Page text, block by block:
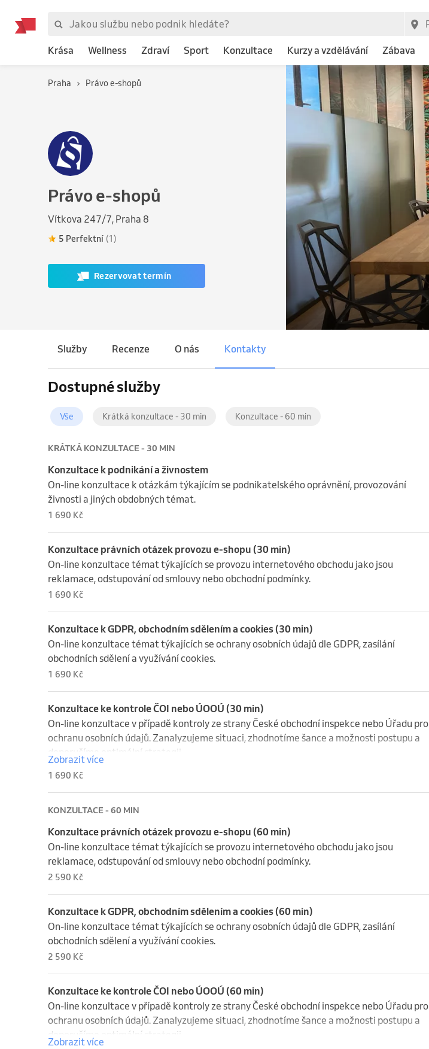
Krása Wellness Zdraví Sport Konzultace Kurzy a vzdělávání Zábava
Praha Právo e-shopů
Právo e-shopů
Vítkova 247/7, Praha 8
5 Perfektní (1)
Rezervovat termín
Služby Recenze O nás Kontakty
Dostupné služby
Vše Krátká konzultace - 30 min Konzultace - 60 min
KRÁTKÁ KONZULTACE - 30 MIN
Konzultace k podnikání a živnostem
On-line konzultace k otázkám týkajícím se podnikatelského oprávnění, provozování
živnosti a jiných obdobných témat.
1 690 Kč
Konzultace právních otázek provozu e-shopu (30 min)
On-line konzultace témat týkajících se provozu internetového obchodu jako jsou
reklamace, odstupování od smlouvy nebo obchodní podmínky.
1 690 Kč
Konzultace k GDPR, obchodním sdělením a cookies (30 min)
On-line konzultace témat týkajících se ochrany osobních údajů dle GDPR, zasílání
obchodních sdělení a využívání cookies.
1 690 Kč
Konzultace ke kontrole ČOI nebo ÚOOÚ (30 min)
On-line konzultace v případě kontroly ze strany České obchodní inspekce nebo Úřadu pro
ochranu osobních údajů. Zanalyzujeme situaci, zhodnotíme šance a možnosti postupu a
doporučíme optimální strategii.
Zobrazit více
1 690 Kč
KONZULTACE - 60 MIN
Konzultace právních otázek provozu e-shopu (60 min)
On-line konzultace témat týkajících se provozu internetového obchodu jako jsou
reklamace, odstupování od smlouvy nebo obchodní podmínky.
2 590 Kč
Konzultace k GDPR, obchodním sdělením a cookies (60 min)
On-line konzultace témat týkajících se ochrany osobních údajů dle GDPR, zasílání
obchodních sdělení a využívání cookies.
2 590 Kč
Konzultace ke kontrole ČOI nebo ÚOOÚ (60 min)
On-line konzultace v případě kontroly ze strany České obchodní inspekce nebo Úřadu pro
ochranu osobních údajů. Zanalyzujeme situaci, zhodnotíme šance a možnosti postupu a
doporučíme optimální strategii.
Zobrazit více